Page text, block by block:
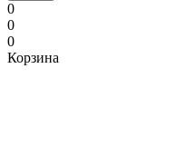
0
0
0
Корзина